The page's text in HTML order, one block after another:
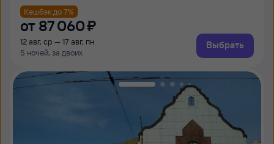
Кешбэк до 7%
от 87 ⁠060 ⁠₽
12 авг, ср — 17 авг, пн
5 ночей, за двоих
Выбрать